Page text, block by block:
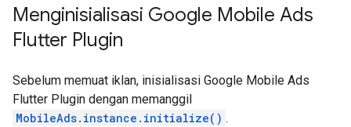
Menginisialisasi Google Mobile Ads
Flutter Plugin
Sebelum memuat iklan, inisialisasi Google Mobile Ads
Flutter Plugin dengan memanggil
MobileAds.instance.initialize() .